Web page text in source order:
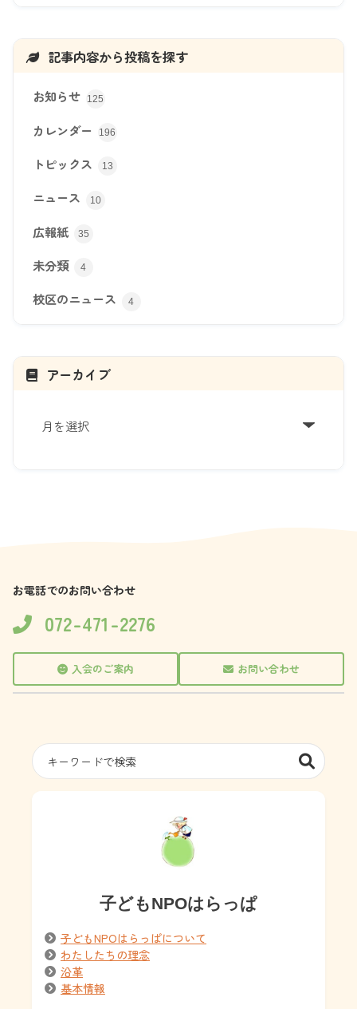
記事内容から投稿を探す
お知らせ 125
カレンダー 196
トピックス 13
ニュース 10
広報紙 35
未分類 4
校区のニュース 4
アーカイブ
ア
お電話でのお問い合わせ
072-471-2276
入会のご案内 お問い合わせ
子どもNPOはらっぱ
子どもNPOはらっぱについて
わたしたちの理念
沿革
基本情報